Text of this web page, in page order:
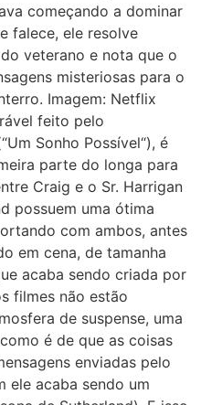
começando a dominar
falece, ele resolve
veterano e nota que o
misteriosas para o
Imagem: Netflix
feito pelo
Sonho Possível“), é
parte do longa para
Craig e o Sr. Harrigan
possuem uma ótima
com ambos, antes
em cena, de tamanha
acaba sendo criada por
filmes não estão
de suspense, uma
é de que as coisas
enviadas pelo
ele acaba sendo um